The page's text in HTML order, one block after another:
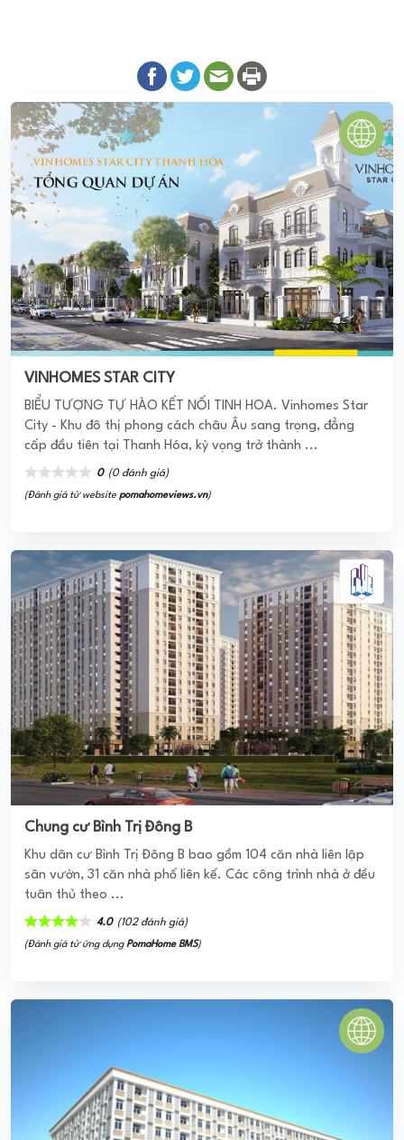
VINHOMES STAR CITY
BIỂU TƯỢNG TỰ HÀO KẾT NỐI TINH HOA. Vinhomes Star
City - Khu đô thị phong cách châu Âu sang trọng, đẳng
cấp đầu tiên tại Thanh Hóa, kỳ vọng trở thành ...
0 (0 đánh giá)
(Đánh giá từ website pomahomeviews.vn)
Chung cư Bình Trị Đông B
Khu dân cư Bình Trị Đông B bao gồm 104 căn nhà liên lập
sân vườn, 31 căn nhà phố liên kế. Các công trình nhà ở đều
tuân thủ theo ...
4.0 (102 đánh giá)
(Đánh giá từ ứng dụngPomaHome BMS)